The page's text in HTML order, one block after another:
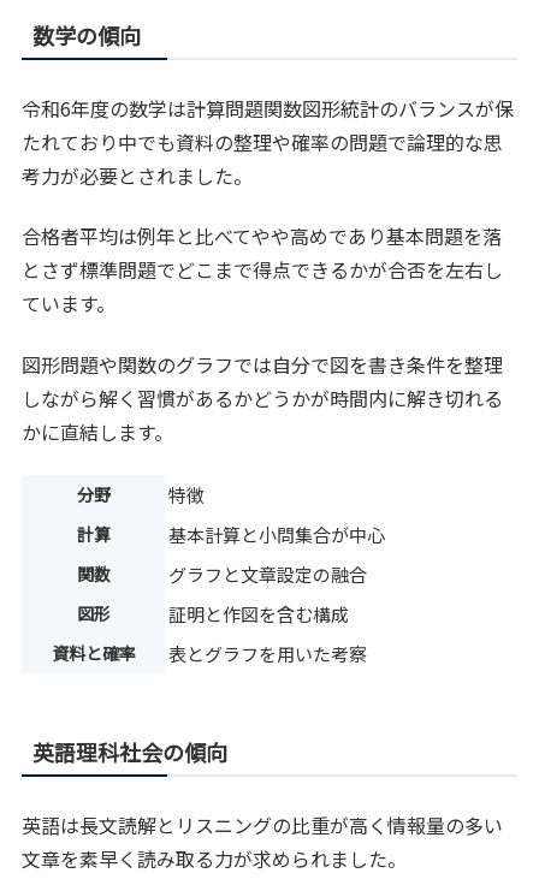
数学の傾向
令和6年度の数学は計算問題関数図形統計のバランスが保
たれており中でも資料の整理や確率の問題で論理的な思
考力が必要とされました。
合格者平均は例年と比べてやや高めであり基本問題を落
とさず標準問題でどこまで得点できるかが合否を左右し
ています。
図形問題や関数のグラフでは自分で図を書き条件を整理
しながら解く習慣があるかどうかが時間内に解き切れる
かに直結します。
分野 特徴
計算 基本計算と小問集合が中心
関数 グラフと文章設定の融合
図形 証明と作図を含む構成
資料と確率 表とグラフを用いた考察
英語理科社会の傾向
英語は長文読解とリスニングの比重が高く情報量の多い
文章を素早く読み取る力が求められました。